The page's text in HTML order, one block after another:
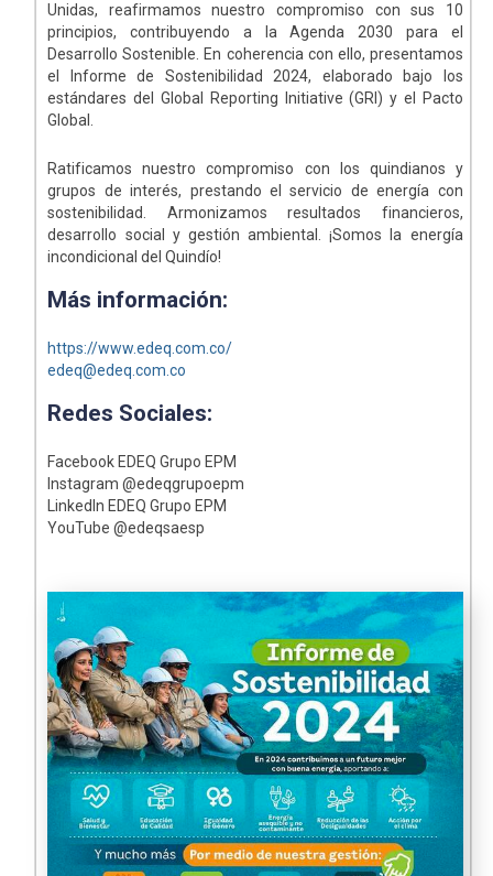
Unidas, reafirmamos nuestro compromiso con sus 10
principios, contribuyendo a la Agenda 2030 para el
Desarrollo Sostenible. En coherencia con ello, presentamos
el Informe de Sostenibilidad 2024, elaborado bajo los
estándares del Global Reporting Initiative (GRI) y el Pacto
Global.
Ratificamos nuestro compromiso con los quindianos y
grupos de interés, prestando el servicio de energía con
sostenibilidad. Armonizamos resultados financieros,
desarrollo social y gestión ambiental. ¡Somos la energía
incondicional del Quindío!
Más información:
https://www.edeq.com.co/
edeq@edeq.com.co
Redes Sociales:
Facebook EDEQ Grupo EPM
Instagram @edeqgrupoepm
LinkedIn EDEQ Grupo EPM
YouTube @edeqsaesp